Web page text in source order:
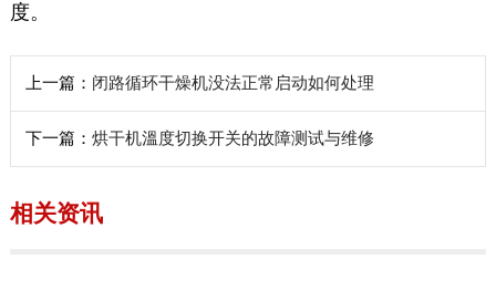
度。
上一篇： 闭路循环干燥机没法正常启动如何处理
下一篇： 烘干机溫度切换开关的故障测试与维修
相关资讯